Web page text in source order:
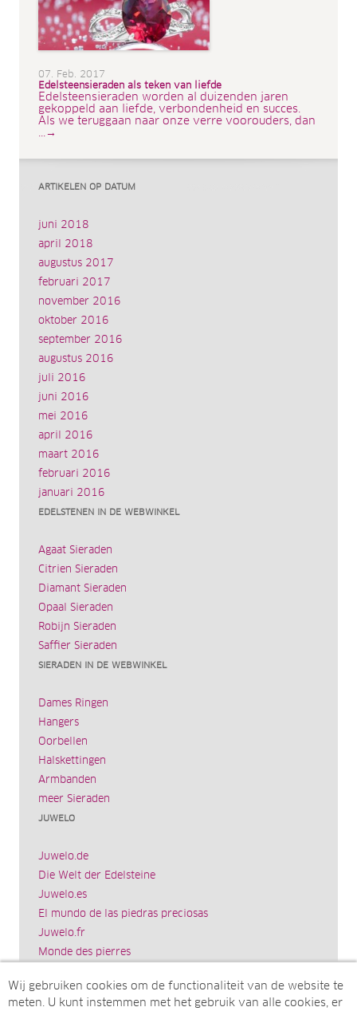
07. Feb. 2017
Edelsteensieraden als teken van liefde
Edelsteensieraden worden al duizenden jaren
gekoppeld aan liefde, verbondenheid en succes.
Als we teruggaan naar onze verre voorouders, dan
...→
ARTIKELEN OP DATUM
juni 2018
april 2018
augustus 2017
februari 2017
november 2016
oktober 2016
september 2016
augustus 2016
juli 2016
juni 2016
mei 2016
april 2016
maart 2016
februari 2016
januari 2016
EDELSTENEN IN DE WEBWINKEL
Agaat Sieraden
Citrien Sieraden
Diamant Sieraden
Opaal Sieraden
Robijn Sieraden
Saffier Sieraden
SIERADEN IN DE WEBWINKEL
Dames Ringen
Hangers
Oorbellen
Halskettingen
Armbanden
meer Sieraden
JUWELO
Juwelo.de
Die Welt der Edelsteine
Juwelo.es
El mundo de las piedras preciosas
Juwelo.fr
Monde des pierres
Il mondo delle gemme
Wij gebruiken cookies om de functionaliteit van de website te
meten. U kunt instemmen met het gebruik van alle cookies, er